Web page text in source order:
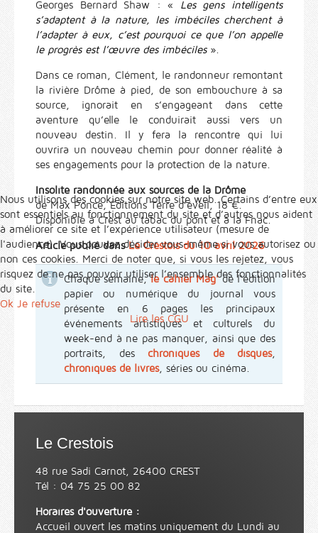
Georges Bernard Shaw : « Les gens intelligents
s’adaptent à la nature, les imbéciles cherchent à
l’adapter à eux, c’est pourquoi ce que l’on appelle
le progrès est l’œuvre des imbéciles ».
Dans ce roman, Clément, le randonneur remontant
la rivière Drôme à pied, de son embouchure à sa
source, ignorait en s’engageant dans cette
aventure qu’elle le conduirait aussi vers un
nouveau destin. Il y fera la rencontre qui lui
ouvrira un nouveau chemin pour donner réalité à
ses engagements pour la protection de la nature.
Insolite randonnée aux sources de la Drôme
de Max Ponce, Éditions Terre d’éveil, 18 €.
Disponible à Crest au tabac du pont et à la Fnac.
Article publié dansLe Crestois du 10 avril 2026
Chaque semaine,le cahier Mag' de l'édition
papier ou numérique du journal vous
présente en 6 pages les principaux
événements artistiques et culturels du
week-end à ne pas manquer, ainsi que des
portraits, des chroniques de disques,
chroniques de livres, séries ou cinéma.
Le Crestois
48 rue Sadi Carnot, 26400 CREST
Tél : 04 75 25 00 82
Horaires d'ouverture :
Accueil ouvert les matins uniquement du Lundi au
Nous utilisons des cookies sur notre site web. Certains d’entre eux
sont essentiels au fonctionnement du site et d’autres nous aident
à améliorer ce site et l’expérience utilisateur (mesure de
l'audience). Vous pouvez décider vous-même si vous autorisez ou
non ces cookies. Merci de noter que, si vous les rejetez, vous
risquez de ne pas pouvoir utiliser l’ensemble des fonctionnalités
du site.
Ok Je refuse
Lire les CGU